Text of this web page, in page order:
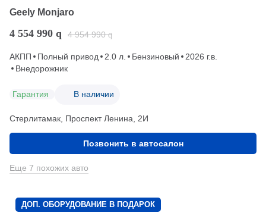
Geely Monjaro
4 554 990 q 4 954 990 q
АКПП Полный привод 2.0 л. Бензиновый
2026 г.в.
Внедорожник
Гарантия В наличии
Стерлитамак, Проспект Ленина, 2И
Позвонить в автосалон
Еще 7 похожих авто
ДОП. ОБОРУДОВАНИЕ В ПОДАРОК